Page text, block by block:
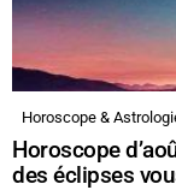
Horoscope &
Horoscope
des éclipses